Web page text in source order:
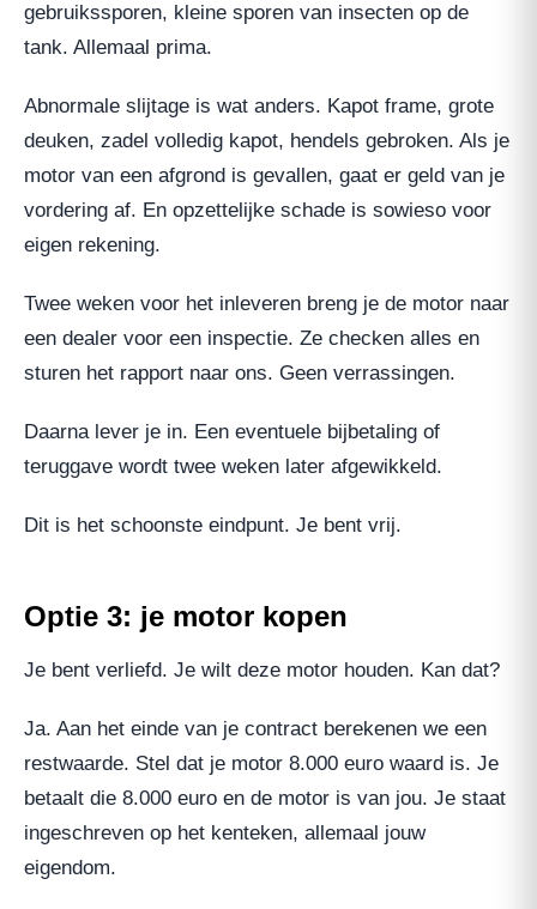
gebruikssporen, kleine sporen van insecten op de
tank. Allemaal prima.
Abnormale slijtage is wat anders. Kapot frame, grote
deuken, zadel volledig kapot, hendels gebroken. Als je
motor van een afgrond is gevallen, gaat er geld van je
vordering af. En opzettelijke schade is sowieso voor
eigen rekening.
Twee weken voor het inleveren breng je de motor naar
een dealer voor een inspectie. Ze checken alles en
sturen het rapport naar ons. Geen verrassingen.
Daarna lever je in. Een eventuele bijbetaling of
teruggave wordt twee weken later afgewikkeld.
Dit is het schoonste eindpunt. Je bent vrij.
Optie 3: je motor kopen
Je bent verliefd. Je wilt deze motor houden. Kan dat?
Ja. Aan het einde van je contract berekenen we een
restwaarde. Stel dat je motor 8.000 euro waard is. Je
betaalt die 8.000 euro en de motor is van jou. Je staat
ingeschreven op het kenteken, allemaal jouw
eigendom.